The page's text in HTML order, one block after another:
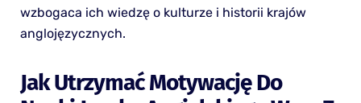
wzbogaca ich wiedzę o kulturze i historii krajów
anglojęzycznych.
Jak Utrzymać Motywację Do